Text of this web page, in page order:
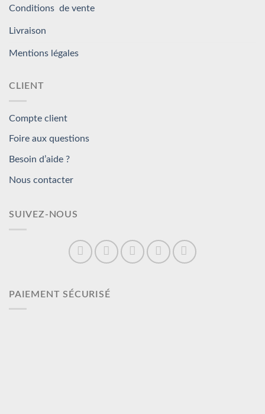
Conditions de vente
Livraison
Mentions légales
CLIENT
Compte client
Foire aux questions
Besoin d’aide ?
Nous contacter
SUIVEZ-NOUS
PAIEMENT SÉCURISÉ